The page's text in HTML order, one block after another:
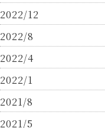
2022/12
2022/8
2022/4
2022/1
2021/8
2021/5